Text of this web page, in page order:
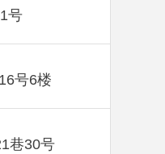
号
号6楼
巷30号